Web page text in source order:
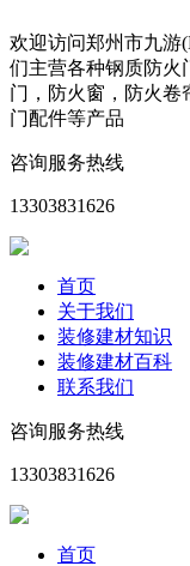
欢迎访问郑州市九游
们主营各种钢质防火
门，防火窗，防火卷
门配件等产品
咨询服务热线
13303831626
首页
关于我们
装修建材知识
装修建材百科
联系我们
咨询服务热线
13303831626
首页